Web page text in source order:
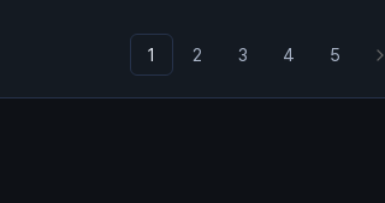
1 2 3 4 5